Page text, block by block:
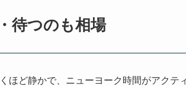
待つのも相場
ほど静かで、ニューヨーク時間がアクテ